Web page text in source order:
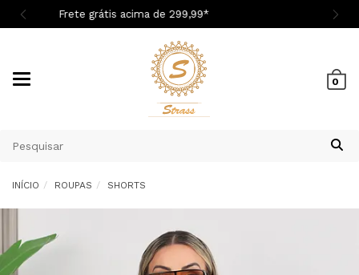
Cupom 1ª Compra BEMVINDASM
0
INÍCIO ROUPAS SHORTS